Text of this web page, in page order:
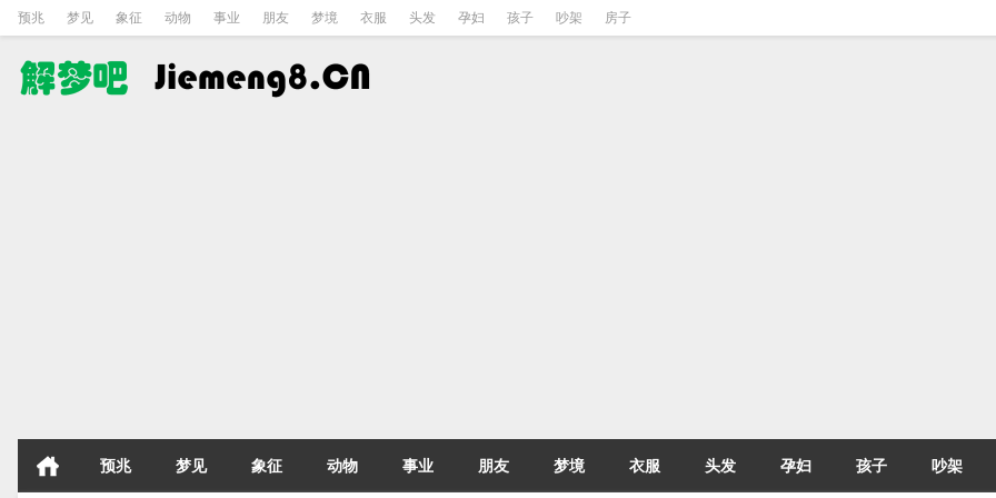
预兆 梦见 象征 动物 事业 朋友 梦境 衣服 头发 孕妇 孩子 吵架 房子
预兆 梦见 象征 动物 事业 朋友 梦境 衣服 头发 孕妇 孩子 吵架